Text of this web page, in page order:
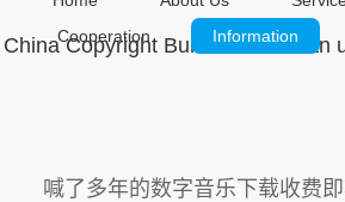
Cooperation
Information
China Copyright Bureau issued an
喊了多年的数字音乐下载收费即